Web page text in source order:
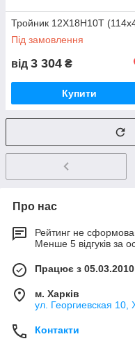
Тройник 12Х18Н10Т
Під замовлення
від 3 304 ₴
Купити
Про нас
Рейтинг не
Менше 5 відгуків за
Працює з 05.03.2010
м. Харків
ул. Георгиевская 10,
Контакти